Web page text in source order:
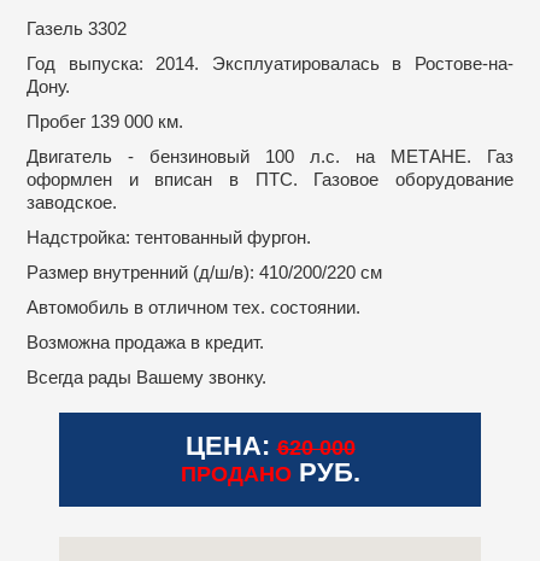
Газель 3302
Год выпуска: 2014. Эксплуатировалась в Ростове-на-
Дону.
Пробег 139 000 км.
Двигатель - бензиновый 100 л.с. на МЕТАНЕ. Газ
оформлен и вписан в ПТС. Газовое оборудование
заводское.
Надстройка: тентованный фургон.
Размер внутренний (д/ш/в): 410/200/220 см
Автомобиль в отличном тех. состоянии.
Возможна продажа в кредит.
Всегда рады Вашему звонку.
ЦЕНА:620 000
ПРОДАНОРУБ.